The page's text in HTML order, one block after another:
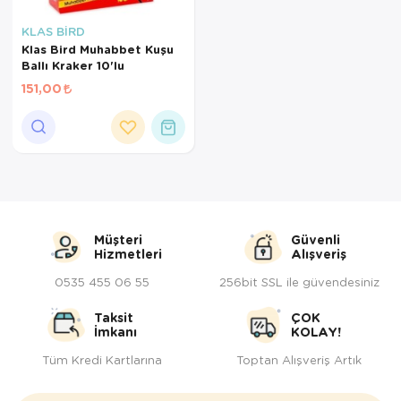
KLAS BİRD
Klas Bird Muhabbet Kuşu
Ballı Kraker 10'lu
151,00
Müşteri
Hizmetleri
0535 455 06 55
Güvenli
Alışveriş
256bit SSL ile güvendesiniz
Taksit
İmkanı
Tüm Kredi Kartlarına
ÇOK
KOLAY!
Toptan Alışveriş Artık